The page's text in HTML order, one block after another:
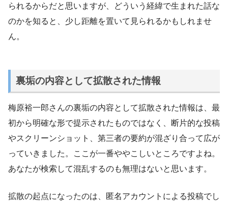
られるからだと思いますが、どういう経緯で生まれた話な
のかを知ると、少し距離を置いて見られるかもしれませ
ん。
裏垢の内容として拡散された情報
梅原裕一郎さんの裏垢の内容として拡散された情報は、最
初から明確な形で提示されたものではなく、断片的な投稿
やスクリーンショット、第三者の要約が混ざり合って広が
っていきました。ここが一番ややこしいところですよね。
あなたが検索して混乱するのも無理はないと思います。
拡散の起点になったのは、匿名アカウントによる投稿でし